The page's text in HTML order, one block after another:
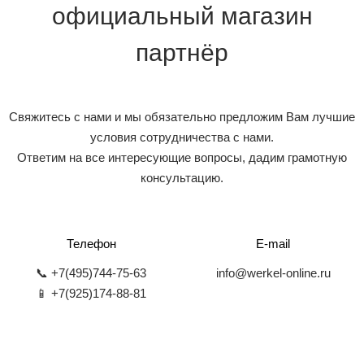
официальный магазин
партнёр
Свяжитесь с нами и мы обязательно предложим Вам лучшие
условия сотрудничества с нами.
Ответим на все интересующие вопросы, дадим грамотную
консультацию.
Телефон
📞 +7(495)744-75-63
📱 +7(925)174-88-81
E-mail
info@werkel-online.ru